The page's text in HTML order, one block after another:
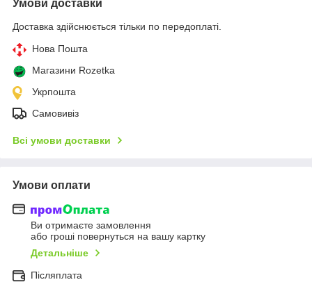
Умови доставки
Доставка здійснюється тільки по передоплаті.
Нова Пошта
Магазини Rozetka
Укрпошта
Самовивіз
Всі умови доставки
Умови оплати
Ви отримаєте замовлення
або гроші повернуться на вашу картку
Детальніше
Післяплата